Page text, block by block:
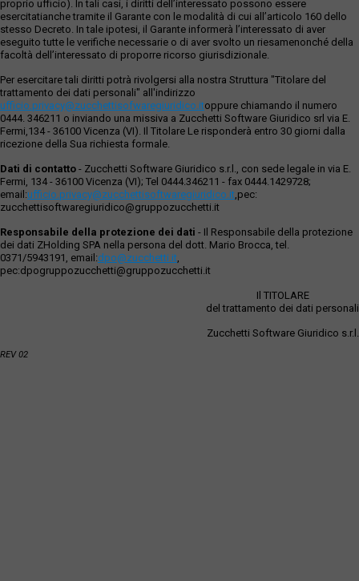
proprio ufficio). In tali casi, i diritti dell’interessato possono essere
esercitatianche tramite il Garante con le modalità di cui all’articolo 160 dello
stesso Decreto. In tale ipotesi, il Garante informerà l’interessato di aver
eseguito tutte le verifiche necessarie o di aver svolto un riesamenonché della
facoltà dell’interessato di proporre ricorso giurisdizionale.
Per esercitare tali diritti potrà rivolgersi alla nostra Struttura "Titolare del
trattamento dei dati personali" all'indirizzo
ufficio.privacy@zucchettisofwaregiuridico.itoppure chiamando il numero
0444. 346211 o inviando una missiva a Zucchetti Software Giuridico srl via E.
Fermi,134 - 36100 Vicenza (VI). Il Titolare Le risponderà entro 30 giorni dalla
ricezione della Sua richiesta formale.
Dati di contatto - Zucchetti Software Giuridico s.r.l., con sede legale in via E.
Fermi, 134 - 36100 Vicenza (VI); Tel 0444.346211 - fax 0444.1429728;
email:ufficio.privacy@zucchettisoftwaregiuridico.it ,pec:
zucchettisoftwaregiuridico@gruppozucchetti.it
Responsabile della protezione dei dati - Il Responsabile della protezione
dei dati ZHolding SPA nella persona del dott. Mario Brocca, tel.
0371/5943191, email:dpo@zucchetti.it
pec:dpogruppozucchetti@gruppozucchetti.it
Il TITOLARE
del trattamento dei dati personali
Zucchetti Software Giuridico s.r.l.
REV 02